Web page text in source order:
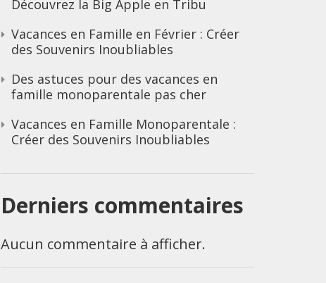
Découvrez la Big Apple en Tribu
Vacances en Famille en Février : Créer
des Souvenirs Inoubliables
Des astuces pour des vacances en
famille monoparentale pas cher
Vacances en Famille Monoparentale :
Créer des Souvenirs Inoubliables
Derniers commentaires
Aucun commentaire à afficher.